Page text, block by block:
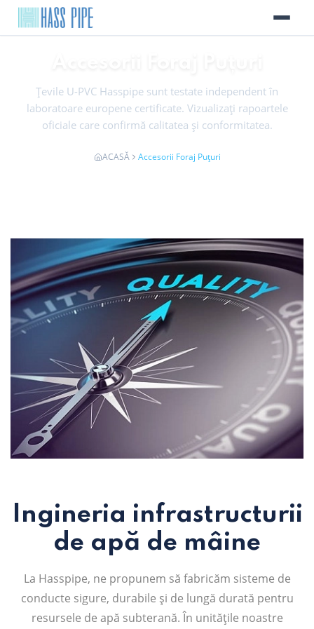
Țevile U-PVC Hasspipe sunt testate independent în
laboratoare europene certificate. Vizualizați rapoartele
oficiale care confirmă calitatea și conformitatea.
ACASĂ Accesorii Foraj Puțuri
Ingineria infrastructurii
de apă de mâine
La Hasspipe, ne propunem să fabricăm sisteme de
conducte sigure, durabile și de lungă durată pentru
resursele de apă subterană. În unitățile noastre